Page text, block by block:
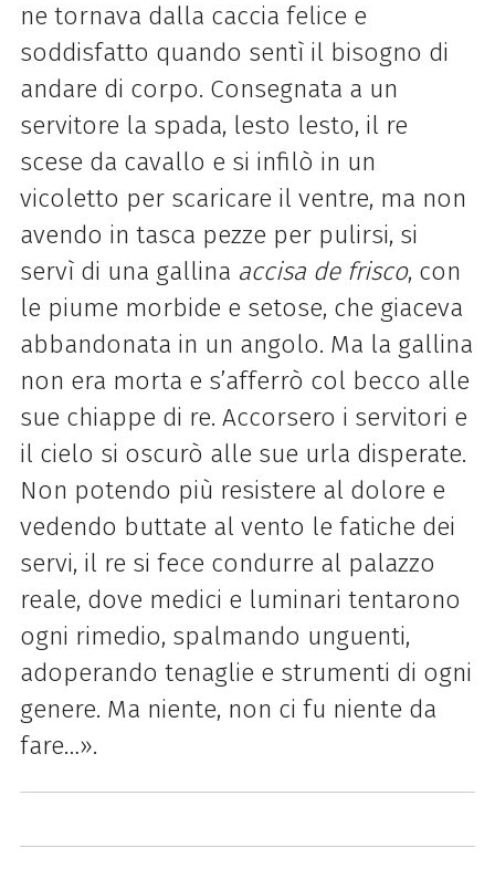
ne tornava dalla caccia felice e
soddisfatto quando sentì il bisogno di
andare di corpo. Consegnata a un
servitore la spada, lesto lesto, il re
scese da cavallo e si infilò in un
vicoletto per scaricare il ventre, ma non
avendo in tasca pezze per pulirsi, si
servì di una gallina accisa de frisco, con
le piume morbide e setose, che giaceva
abbandonata in un angolo. Ma la gallina
non era morta e s’afferrò col becco alle
sue chiappe di re. Accorsero i servitori e
il cielo si oscurò alle sue urla disperate.
Non potendo più resistere al dolore e
vedendo buttate al vento le fatiche dei
servi, il re si fece condurre al palazzo
reale, dove medici e luminari tentarono
ogni rimedio, spalmando unguenti,
adoperando tenaglie e strumenti di ogni
genere. Ma niente, non ci fu niente da
fare…».